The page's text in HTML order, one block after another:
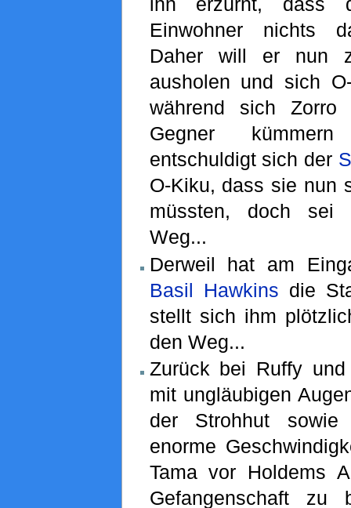
Einwohner nichts
Daher will er nun
ausholen und sich
während sich
Gegner
entschuldigt sich der
O-Kiku, dass sie nun
müssten, doch sei
Weg...
Derweil hat am
Basil Hawkins die
stellt sich ihm
den Weg...
Zurück bei Ruffy
mit ungläubigen
der Strohhut
enorme
Tama vor Holdems
Gefangenschaft zu